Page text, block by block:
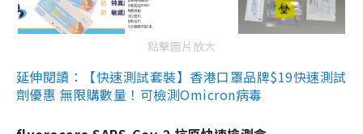
點擊圖片放大
延伸閱讀：【快速測試套裝】香港口罩品牌$19快速測試
劑優惠 無限購數量！可檢測Omicron病毒